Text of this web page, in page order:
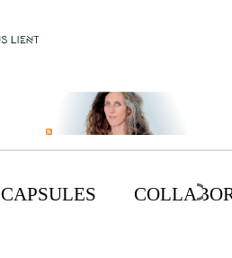
CAPSULES